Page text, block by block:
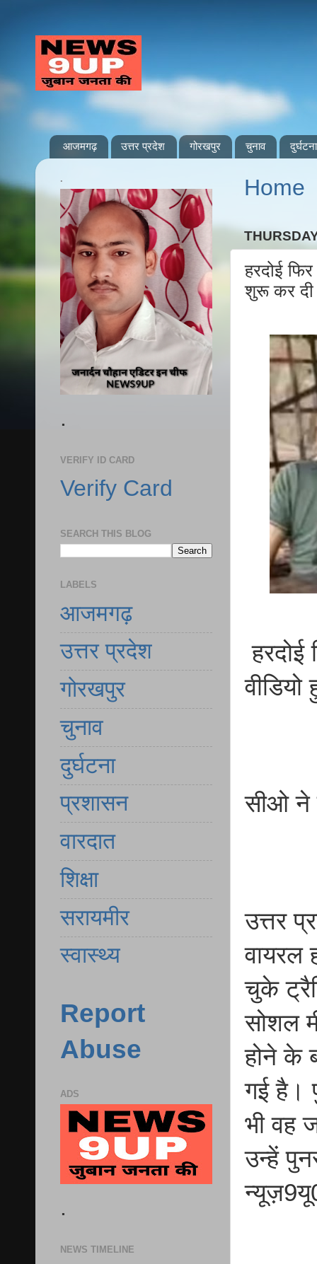
आजमगढ़ उत्तर प्रदेश गोरखपुर चुनाव दुर्घटना
Home
हरदोई
शुरू कर दी
हरदोई
सीओ ने
उत्तर
वायरल
चुके
सोशल
होने के
गई है।
भी वह
उन्हें
.
.
VERIFY ID CARD
Verify Card
SEARCH THIS BLOG
LABELS
आजमगढ़
उत्तर प्रदेश
गोरखपुर
चुनाव
दुर्घटना
प्रशासन
वारदात
शिक्षा
सरायमीर
स्वास्थ्य
Report
Abuse
ADS
.
NEWS TIMELINE